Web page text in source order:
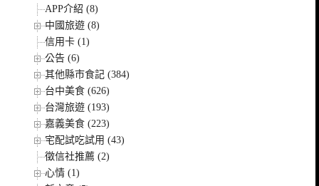
APP介紹 (8)
中國旅遊 (8)
信用卡 (1)
公告 (6)
其他縣市食記 (384)
台中美食 (626)
台灣旅遊 (193)
嘉義美食 (223)
宅配試吃試用 (43)
徵信社推薦 (2)
心情 (1)